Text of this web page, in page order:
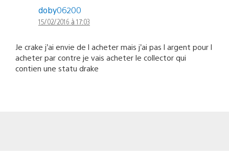
doby06200
15/02/2016 à 17:03
Je crake j’ai envie de l acheter mais j’ai pas l argent pour l
acheter par contre je vais acheter le collector qui
contien une statu drake